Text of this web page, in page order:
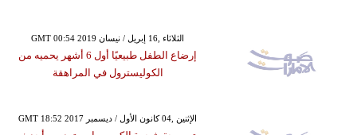
GMT 00:54 2019 الثلاثاء ,16 إبريل / نيسان
إرضاع الطفل طبيعيًا أول 6 أشهر يحميه من
الكوليسترول في المراهقة
GMT 18:52 2017 الإثنين ,04 كانون الأول / ديسمبر